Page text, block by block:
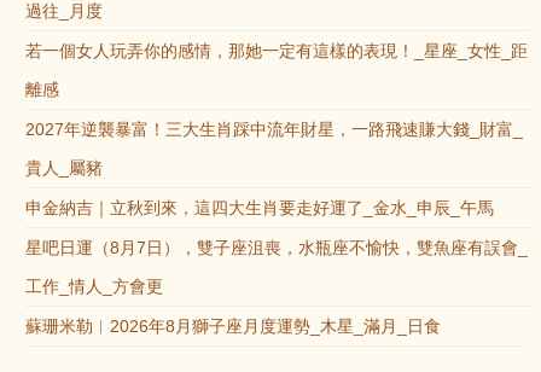
過往_月度
若一個女人玩弄你的感情，那她一定有這樣的表現！_星座_女性_距
離感
2027年逆襲暴富！三大生肖踩中流年財星，一路飛速賺大錢_財富_
貴人_屬豬
申金納吉｜立秋到來，這四大生肖要走好運了_金水_申辰_午馬
星吧日運（8月7日），雙子座沮喪，水瓶座不愉快，雙魚座有誤會_
工作_情人_方會更
蘇珊米勒︱2026年8月獅子座月度運勢_木星_滿月_日食